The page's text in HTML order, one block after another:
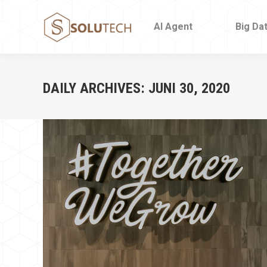
AI Agent Big
DAILY ARCHIVES: JUNI 30, 2020
AI Agent Big